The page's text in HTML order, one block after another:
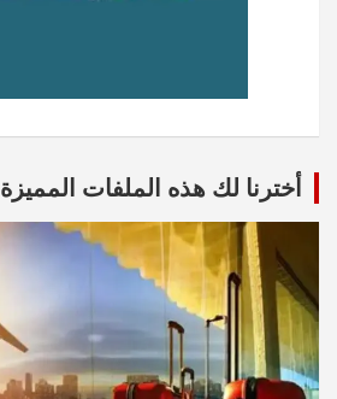
أخترنا لك هذه الملفات المميزة